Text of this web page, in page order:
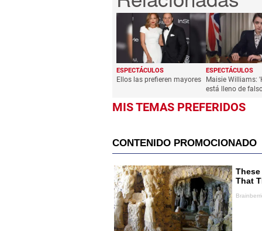
ESPECTÁCULOS
Ellos las prefieren mayores
ESPECTÁCULOS
Maisie Williams:
está lleno de
MIS TEMAS PREFERIDOS